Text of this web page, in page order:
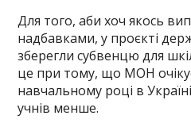
Для того, аби хоч якось
надбавками, у проєкті
зберегли субвенцю для
це при тому, що МОН
навчальному році в
учнів менше.